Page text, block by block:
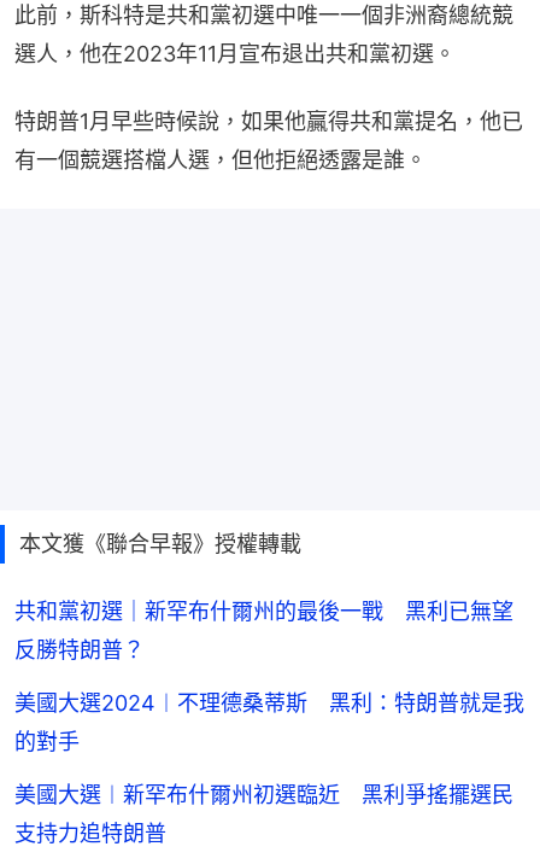
此前，斯科特是共和黨初選中唯一一個非洲裔總統競
選人，他在2023年11月宣布退出共和黨初選。
特朗普1月早些時候說，如果他贏得共和黨提名，他已
有一個競選搭檔人選，但他拒絕透露是誰。
本文獲《聯合早報》授權轉載
共和黨初選｜新罕布什爾州的最後一戰 黑利已無望
反勝特朗普？
美國大選2024︱不理德桑蒂斯 黑利：特朗普就是我
的對手
美國大選︱新罕布什爾州初選臨近 黑利爭搖擺選民
支持力追特朗普